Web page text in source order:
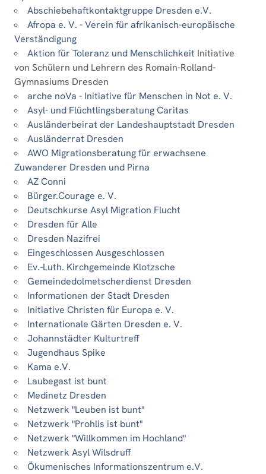
Abschiebehaftkontaktgruppe Dresden e.V.
Afropa e. V. - Verein für afrikanisch-europäische
Verständigung
Aktion für Toleranz und Menschlichkeit Initiative
von Schülern und Lehrern des Romain-Rolland-
Gymnasiums Dresden
arche noVa - Initiative für Menschen in Not e. V.
Asyl- und Flüchtlingsberatung Caritas
Ausländerbeirat der Landeshauptstadt Dresden
Ausländerrat Dresden
AWO Migrationsberatung für erwachsene
Zuwanderer Dresden und Pirna
AZ Conni
Bürger.Courage e. V.
Deutschkurse Asyl Migration Flucht
Dresden für Alle
Dresden Nazifrei
Eingeschlossen Ausgeschlossen
Ev.-Luth. Kirchgemeinde Klotzsche
Gemeindedolmetscherdienst Dresden
Informationen der Stadt Dresden
Initiative Christen für Europa e. V.
Internationale Gärten Dresden e. V.
Johannstädter Kulturtreff
Jugendhaus Spike
Kama e.V.
Laubegast ist bunt
Medinetz Dresden
Netzwerk "Leuben ist bunt"
Netzwerk "Prohlis ist bunt"
Netzwerk "Willkommen im Hochland"
Netzwerk Asyl Wilsdruff
Ökumenisches Informationszentrum e.V.